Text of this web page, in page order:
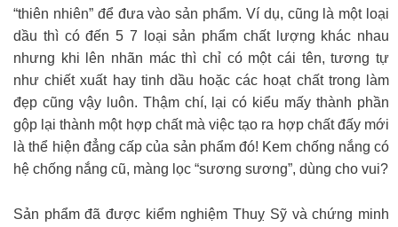
“thiên nhiên” để đưa vào sản phẩm. Ví dụ, cũng là một loại
dầu thì có đến 5 7 loại sản phẩm chất lượng khác nhau
nhưng khi lên nhãn mác thì chỉ có một cái tên, tương tự
như chiết xuất hay tinh dầu hoặc các hoạt chất trong làm
đẹp cũng vậy luôn. Thậm chí, lại có kiểu mấy thành phần
gộp lại thành một hợp chất mà việc tạo ra hợp chất đấy mới
là thể hiện đẳng cấp của sản phẩm đó! Kem chống nắng có
hệ chống nắng cũ, màng lọc “sương sương”, dùng cho vui?
Sản phẩm đã được kiểm nghiệm Thuỵ Sỹ và chứng minh